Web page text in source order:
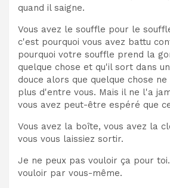
quand il saigne.
Vous avez le souffle pour le
c'est pourquoi vous avez battu
pourquoi votre souffle prend la
quelque chose et qu'il sort dans
douce alors que quelque chose
plus d'entre vous. Mais il ne l'a
vous avez peut-être espéré que
Vous avez la boîte, vous avez la
vous vous laissiez sortir.
Je ne peux pas vouloir ça pour toi.
vouloir par vous-même.